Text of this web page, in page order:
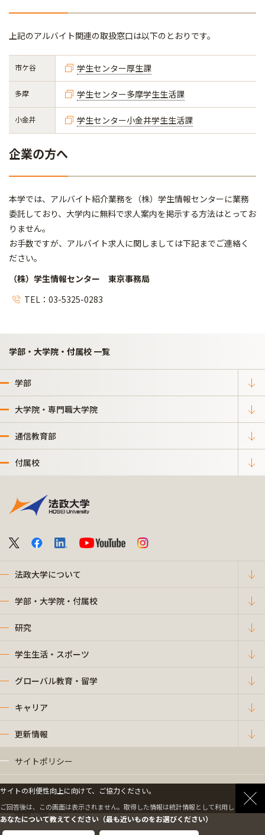
上記のアルバイト関連の取扱窓口は以下のとおりです。
市ケ谷 学生センター厚生課
多摩 学生センター多摩学生生活課
小金井 学生センター小金井学生生活課
企業の方へ
本学では、アルバイト紹介業務を（株）学生情報センターに業務
委託しており、大学内に無料で求人案内を掲示する方法はとってお
りません。
お手数ですが、アルバイト求人に関しましては下記までご連絡く
ださい。
（株）学生情報センター 東京事務局
TEL：03-5325-0283
学部・大学院・付属校 一覧
学部
大学院・専門職大学院
通信教育部
付属校
法政大学について
学部・大学院・付属校
研究
学生生活・スポーツ
グローバル教育・留学
キャリア
更新情報
サイトポリシー
プライバシーポリシー
情報公開
サイトの利便性向上に向けて、ご協力ください。
ご回答後は、この画面は表示されません。取得した情報は統計情報として利用します。
あなたについて教えてください（最も近いものをお選びください）